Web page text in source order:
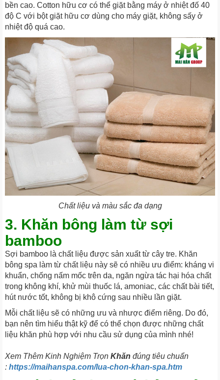
bền cao. Cotton hữu cơ có thể giặt bằng máy ở nhiệt đố 40
độ C với bột giặt hữu cơ dùng cho máy giặt, không sấy ở
nhiệt độ quá cao.
Chất liệu và màu sắc đa dạng
3. Khăn bông làm từ sợi
bamboo
Sợi bamboo là chất liệu được sản xuất từ cây tre. Khăn
bông spa làm từ chất liệu này sẽ có nhiều ưu điểm: kháng vi
khuẩn, chống nấm mốc trên da, ngăn ngừa tác hại hóa chất
trong không khí, khử mùi thuốc lá, amoniac, các chất bài tiết,
hút nước tốt, không bị khô cứng sau nhiều lần giặt.
Mỗi chất liệu sẽ có những ưu và nhược điểm riêng. Do đó,
bạn nên tìm hiểu thật kỹ để có thể chọn được những chất
liệu khăn phù hợp với nhu cầu sử dụng của mình nhé!
Xem Thêm Kinh Nghiệm Trọn Khăn đúng tiêu chuẩn
: https://maihanspa.com/lua-chon-khan-spa.htm